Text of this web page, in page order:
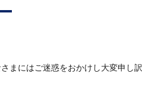
まにはご迷惑をおかけし大変申し訳